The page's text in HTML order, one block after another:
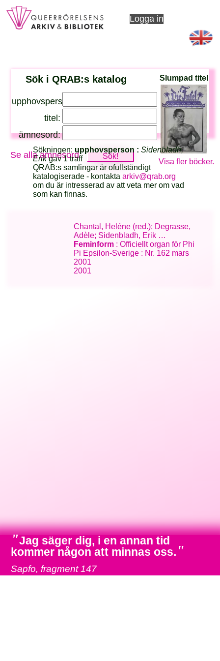
Logga in
Sök i QRAB:s katalog
upphovsperson:
titel:
ämnesord:
Se alla ämnesord
Slumpad titel
Visa fler böcker.
Sökningen: upphovsperson :Sidenbladh,
Erikgav 1 träff
QRAB:s samlingar är ofullständigt
katalogiserade - kontaktaarkiv@qrab.org
om du är intresserad av att veta mer om vad
som kan finnas.
Chantal, Heléne (red.); Degrasse,
Adèle; Sidenbladh, Erik …
Feminform : Officiellt organ för Phi
Pi Epsilon-Sverige : Nr. 162 mars
2001
2001
"Jag säger dig, i en annan tid
kommer någon att minnas oss. "
Sapfo, fragment 147